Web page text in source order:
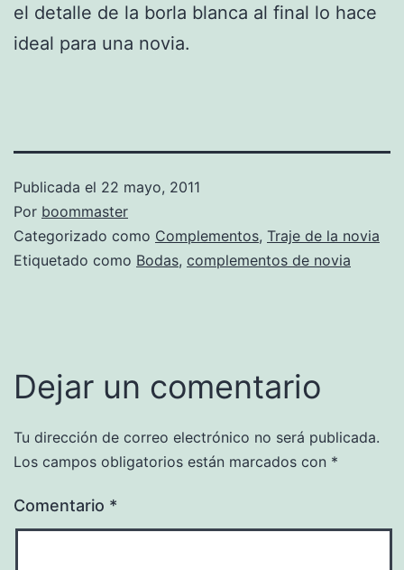
el detalle de la borla blanca al final lo hace
ideal para una novia.
Publicada el 22 mayo, 2011
Por boommaster
Categorizado como Complementos, Traje de la novia
Etiquetado como Bodas, complementos de novia
Dejar un comentario
Tu dirección de correo electrónico no será publicada.
Los campos obligatorios están marcados con *
Comentario *